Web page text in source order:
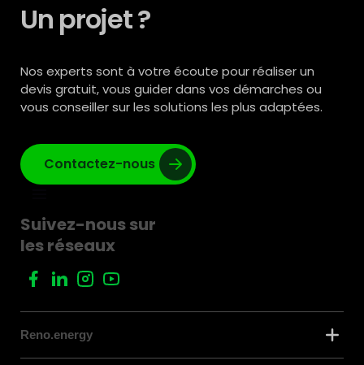
Un projet ?
Nos experts sont à votre écoute pour réaliser un
devis gratuit, vous guider dans vos démarches ou
vous conseiller sur les solutions les plus adaptées.
Contactez-nous
Suivez-nous sur
les réseaux
Reno.energy